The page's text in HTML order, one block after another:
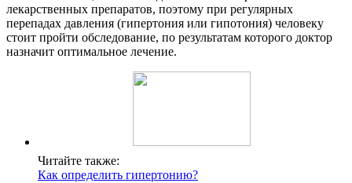
лекарственных препаратов, поэтому при регулярных
перепадах давления (гипертония или гипотония) человеку
стоит пройти обследование, по результатам которого доктор
назначит оптимальное лечение.
Читайте также:
Как определить гипертонию?